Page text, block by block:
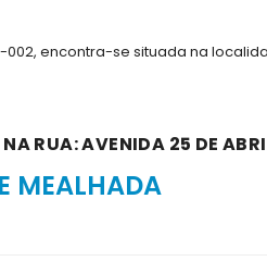
encontra-se situada na
RUA: AVENIDA 25 DE
MEALHADA